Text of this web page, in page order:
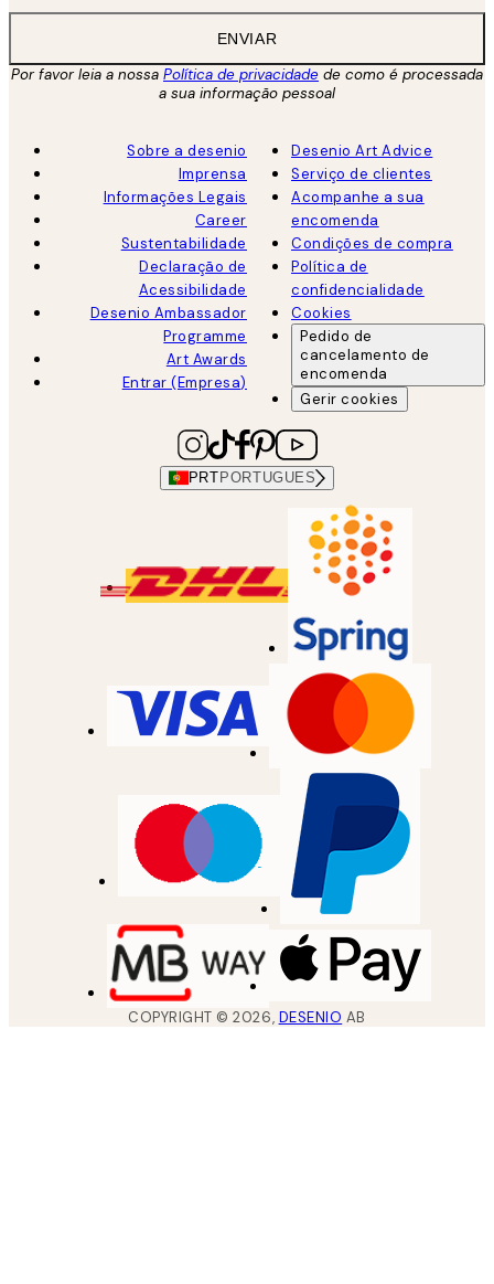
ENVIAR
Por favor leia a nossa Política de privacidade de como é processada
a sua informação pessoal
Sobre a desenio
Imprensa
Informações Legais
Career
Sustentabilidade
Declaração de
Acessibilidade
Desenio Ambassador
Programme
Art Awards
Entrar (Empresa)
Desenio Art Advice
Serviço de clientes
Acompanhe a sua
encomenda
Condições de compra
Política de
confidencialidade
Cookies
Pedido de
cancelamento de
encomenda
Gerir cookies
PRT PORTUGUES
COPYRIGHT ©2026, DESENIO AB